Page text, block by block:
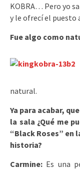
KOBRA… Pero yo
y le ofrecí el puesto
Fue algo como nat
natural.
Ya para acabar,
la sala ¿Qué me
“Black Roses” en
historia?
Carmine: Es una